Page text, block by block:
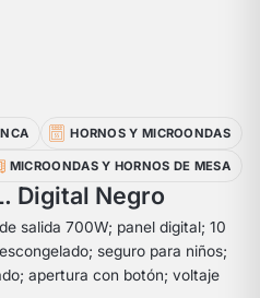
HORNOS Y MICROONDAS
MICROONDAS Y HORNOS DE MESA
Digital Negro
salida 700W; panel digital; 10
seguro para niños;
apertura con botón; voltaje